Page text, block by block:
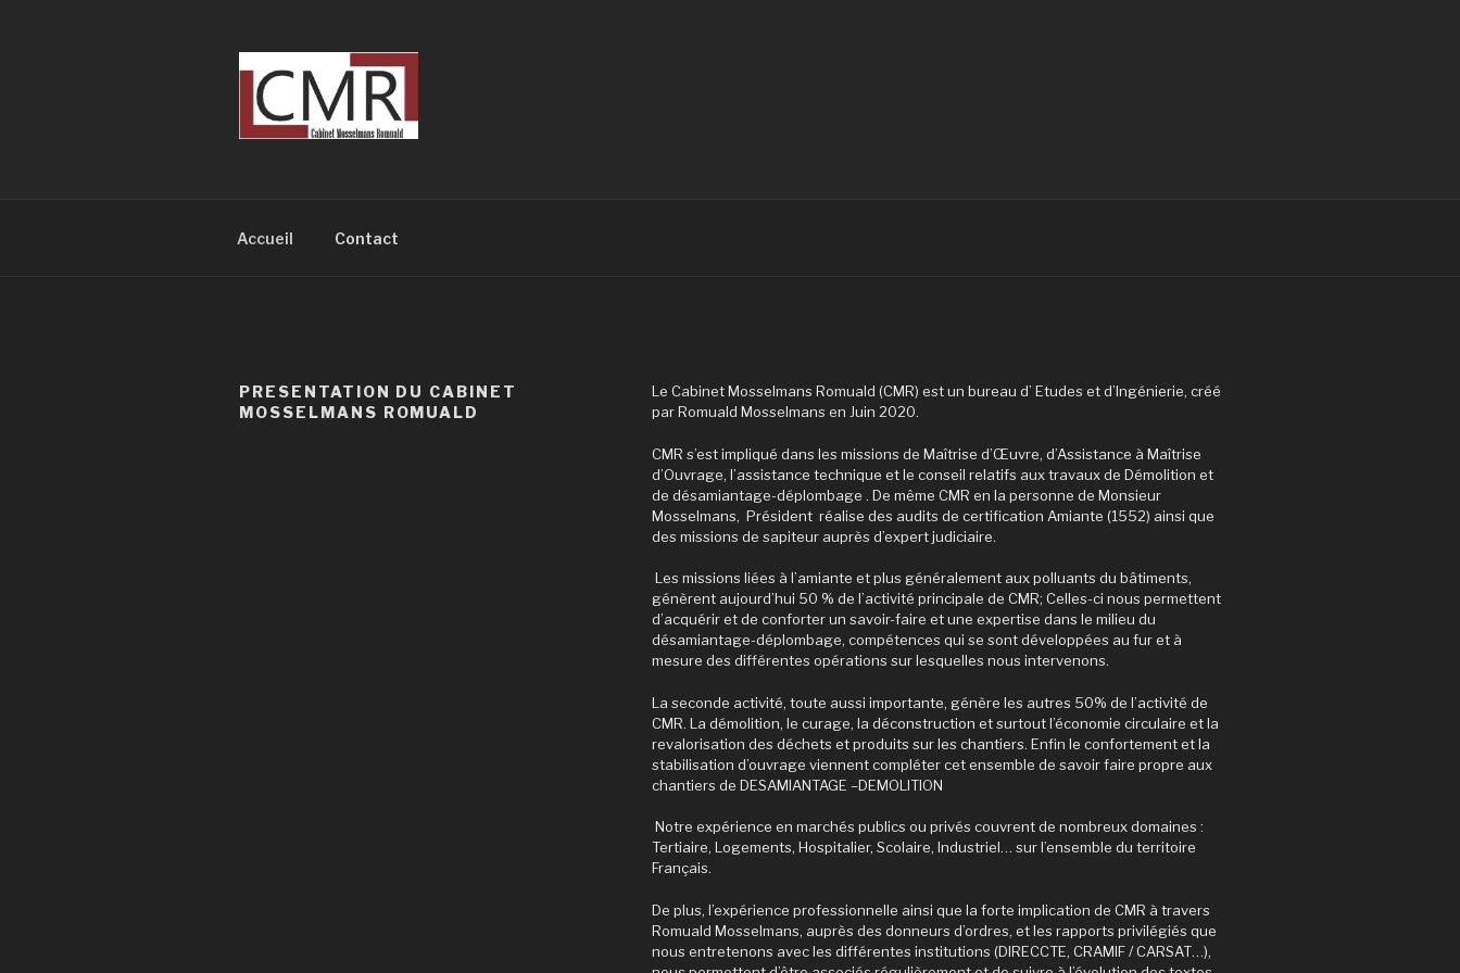
Accueil Contact
PRESENTATION DU CABINET
MOSSELMANS ROMUALD
Le Cabinet Mosselmans Romuald (CMR) est un bureau d’ Etudes et d’Ingénierie, créé
par Romuald Mosselmans en Juin 2020.
CMR s’est impliqué dans les missions de Maîtrise d’Œuvre, d’Assistance à Maîtrise
d’Ouvrage, l’assistance technique et le conseil relatifs aux travaux de Démolition et
de désamiantage-déplombage . De même CMR en la personne de Monsieur
Mosselmans, Président réalise des audits de certification Amiante (1552) ainsi que
des missions de sapiteur auprès d’expert judiciaire.
Les missions liées à l’amiante et plus généralement aux polluants du bâtiments,
génèrent aujourd’hui 50 % de l’activité principale de CMR; Celles-ci nous permettent
d’acquérir et de conforter un savoir-faire et une expertise dans le milieu du
désamiantage-déplombage, compétences qui se sont développées au fur et à
mesure des différentes opérations sur lesquelles nous intervenons.
La seconde activité, toute aussi importante, génère les autres 50% de l’activité de
CMR. La démolition, le curage, la déconstruction et surtout l’économie circulaire et la
revalorisation des déchets et produits sur les chantiers. Enfin le confortement et la
stabilisation d’ouvrage viennent compléter cet ensemble de savoir faire propre aux
chantiers de DESAMIANTAGE –DEMOLITION
Notre expérience en marchés publics ou privés couvrent de nombreux domaines :
Tertiaire, Logements, Hospitalier, Scolaire, Industriel… sur l’ensemble du territoire
Français.
De plus, l’expérience professionnelle ainsi que la forte implication de CMR à travers
Romuald Mosselmans, auprès des donneurs d’ordres, et les rapports privilégiés que
nous entretenons avec les différentes institutions (DIRECCTE, CRAMIF / CARSAT…),